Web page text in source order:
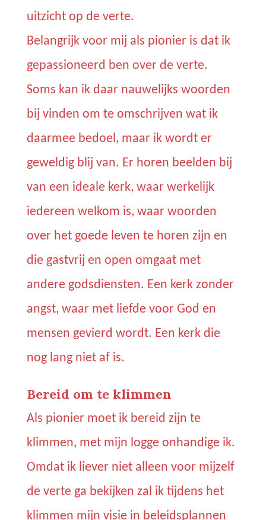
uitzicht op de verte.
Belangrijk voor mij als pionier is dat ik
gepassioneerd ben over de verte.
Soms kan ik daar nauwelijks woorden
bij vinden om te omschrijven wat ik
daarmee bedoel, maar ik wordt er
geweldig blij van. Er horen beelden bij
van een ideale kerk, waar werkelijk
iedereen welkom is, waar woorden
over het goede leven te horen zijn en
die gastvrij en open omgaat met
andere godsdiensten. Een kerk zonder
angst, waar met liefde voor God en
mensen gevierd wordt. Een kerk die
nog lang niet af is.
Bereid om te klimmen
Als pionier moet ik bereid zijn te
klimmen, met mijn logge onhandige ik.
Omdat ik liever niet alleen voor mijzelf
de verte ga bekijken zal ik tijdens het
klimmen mijn visie in beleidsplannen